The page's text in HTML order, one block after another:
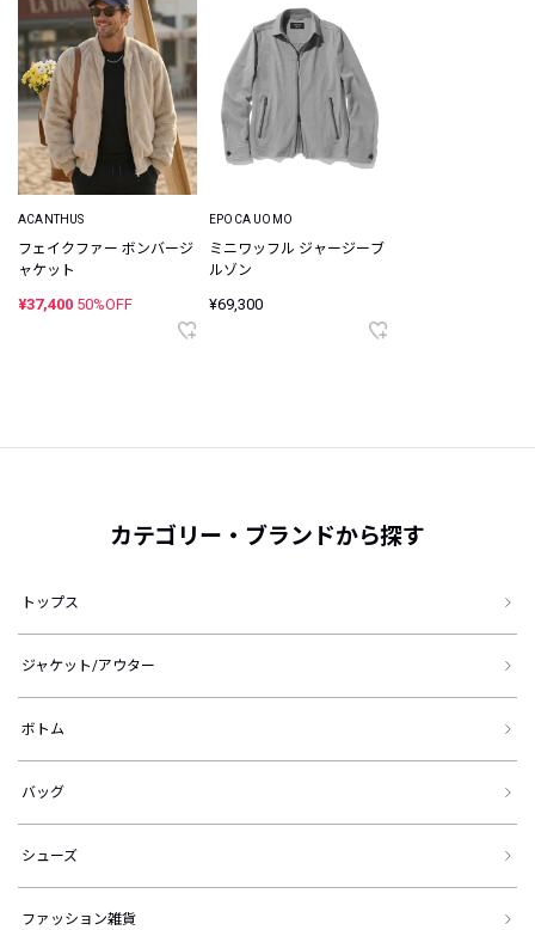
ACANTHUS
フェイクファー ボンバージ
ャケット
¥37,400 50%OFF
EPOCA UOMO
ミニワッフル ジャージーブ
ルゾン
¥69,300
カテゴリー・ブランドから探す
トップス
ジャケット/アウター
ボトム
バッグ
シューズ
ファッション雑貨